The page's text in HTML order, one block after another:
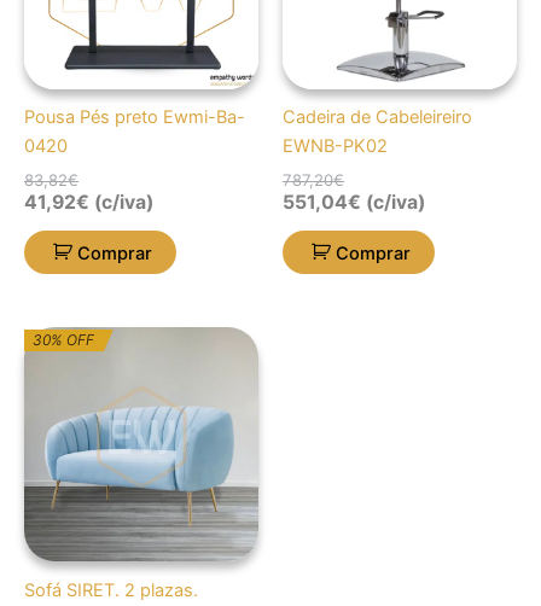
Pousa Pés preto Ewmi-Ba-
0420
83,82€
41,92€ (c/iva)
Comprar
Cadeira de Cabeleireiro
EWNB-PK02
787,20€
551,04€ (c/iva)
Comprar
30% OFF
Sofá SIRET. 2 plazas.
O
preço
era:
773,67€.
O
preço
541,57€.